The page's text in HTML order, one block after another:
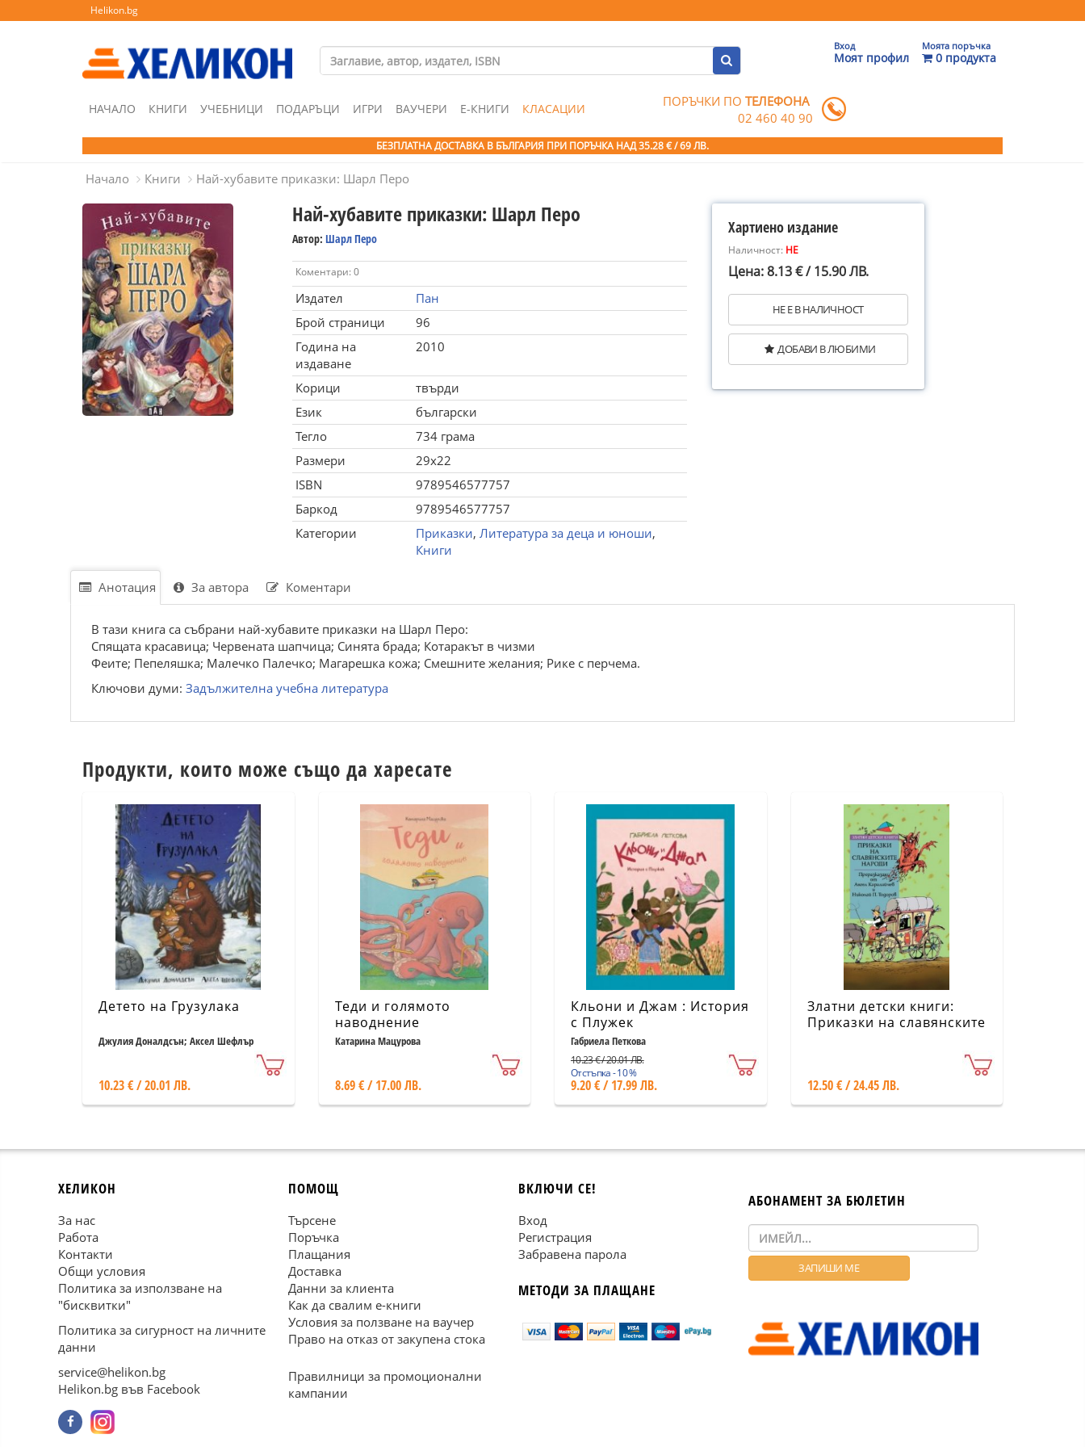
Helikon.bg
Вход
Моят профил
Моята поръчка
0 продукта
НАЧАЛО КНИГИ УЧЕБНИЦИ ПОДАРЪЦИ ИГРИ ВАУЧЕРИ Е-КНИГИ КЛАСАЦИИ ПОРЪЧКИ ПОТЕЛЕФОНА
02 460 40 90
БЕЗПЛАТНА ДОСТАВКА В БЪЛГАРИЯ ПРИ ПОРЪЧКА НАД 35.28 € / 69 ЛВ.
Начало Книги Най-хубавите приказки: Шарл Перо
Най-хубавите приказки: Шарл Перо
Автор: Шарл Перо
Коментари: 0
Издател
Пан
Брой страници
96
Година на
издаване
2010
Корици
твърди
Език
български
Тегло
734 грама
Размери
29x22
ISBN
9789546577757
Баркод
9789546577757
Категории
Приказки, Литература за деца и юноши,
Книги
Хартиено издание
Наличност: НЕ
Цена: 8.13 € / 15.90 ЛВ.
НЕ Е В НАЛИЧНОСТ
ДОБАВИ В ЛЮБИМИ
Анотация За автора Коментари
В тази книга са събрани най-хубавите приказки на Шарл Перо:
Спящата красавица; Червената шапчица; Синята брада; Котаракът в чизми
Феите; Пепеляшка; Малечко Палечко; Магарешка кожа; Смешните желания; Рике с перчема.
Ключови думи: Задължителна учебна литература
Продукти, които може също да харесате
Детето на Грузулака
Джулия Доналдсън; Аксел Шефлър
10.23 € / 20.01 ЛВ.
Теди и голямото
наводнение
Катарина Мацурова
8.69 € / 17.00 ЛВ.
Кльони и Джам : История
с Плужек
Габриела Петкова
10.23 € / 20.01 ЛВ.
Отстъпка - 10 %
9.20 € / 17.99 ЛВ.
Златни детски книги:
Приказки на славянските
12.50 € / 24.45 ЛВ.
ХЕЛИКОН
За нас
Работа
Контакти
Общи условия
Политика за използване на
"бисквитки"
Политика за сигурност на личните
данни
service@helikon.bg
Helikon.bg във Facebook
ПОМОЩ
Търсене
Поръчка
Плащания
Доставка
Данни за клиента
Как да свалим е-книги
Условия за ползване на ваучер
Право на отказ от закупена стока
Правилници за промоционални
кампании
ВКЛЮЧИ СЕ!
Вход
Регистрация
Забравена парола
МЕТОДИ ЗА ПЛАЩАНЕ
АБОНАМЕНТ ЗА БЮЛЕТИН